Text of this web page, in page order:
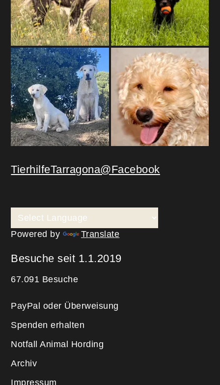
TierhilfeTarragona@Facebook
Powered by Translate
Besuche seit 1.1.2019
67.091 Besuche
PayPal oder Überweisung
Spenden erhalten
Notfall Animal Hording
Archiv
Impressum